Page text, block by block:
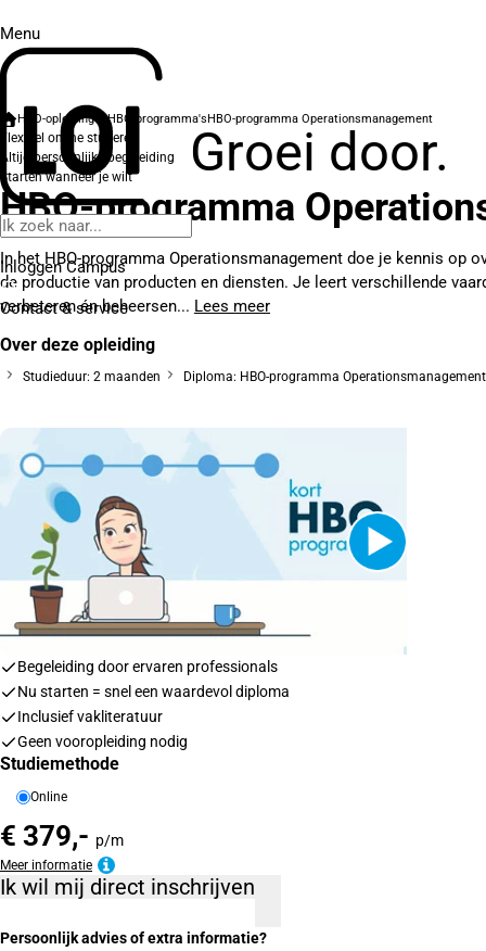
Menu
Groei door.
Inloggen Campus
Contact& service
HBO-opleidingenHBO-programma'sHBO-programma Operationsmanagement
Flexibel online studeren
Altijd persoonlijke begeleiding
Starten wanneer je wilt
HBO-programma
In het HBO-programma Operationsmanagement doe je kennis op
de productie van producten en diensten. Je leert verschillende
verbeteren én beheersen... Lees meer
Over deze opleiding
Studieduur: 2 maanden Diploma: HBO-programma Operationsmanagement
Begeleiding door ervaren professionals
Nu starten = snel een waardevol diploma
Inclusief vakliteratuur
Geen vooropleiding nodig
Studiemethode
Online
€ 379,- p/m
Meer informatie
Ik wil mij direct inschrijven
Persoonlijk advies of extra informatie?